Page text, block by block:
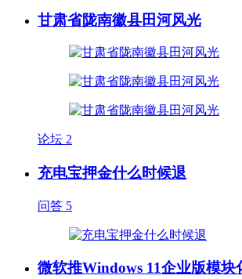
甘肃省陇南徽县田河风光
论坛 2
充电宝押金什么时候退
问答 5
微软推Windows 11企业版模块